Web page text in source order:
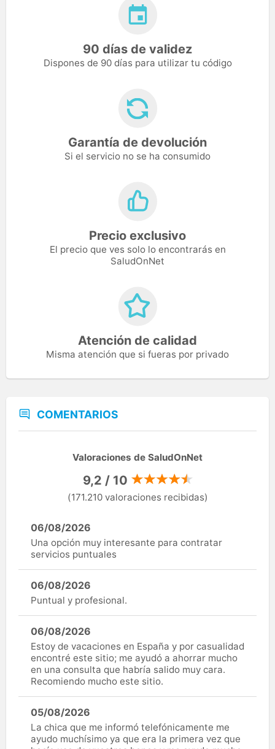
90 días de validez
Dispones de 90 días para utilizar tu código
Garantía de devolución
Si el servicio no se ha consumido
Precio exclusivo
El precio que ves solo lo encontrarás en
SaludOnNet
Atención de calidad
Misma atención que si fueras por privado
COMENTARIOS
Valoraciones de SaludOnNet
9,2 / 10
(171.210 valoraciones recibidas)
06/08/2026
Una opción muy interesante para contratar
servicios puntuales
06/08/2026
Puntual y profesional.
06/08/2026
Estoy de vacaciones en España y por casualidad
encontré este sitio; me ayudó a ahorrar mucho
en una consulta que habría salido muy cara.
Recomiendo mucho este sitio.
05/08/2026
La chica que me informó telefónicamente me
ayudo muchísimo ya que era la primera vez que